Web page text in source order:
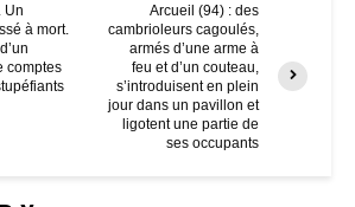
Un
à mort.
comptes
Arcueil (94) : des
cambrioleurs cagoulés,
armés d’une arme à
feu et d’un couteau,
s’introduisent en plein
jour dans un pavillon et
ligotent une partie de
ses occupants